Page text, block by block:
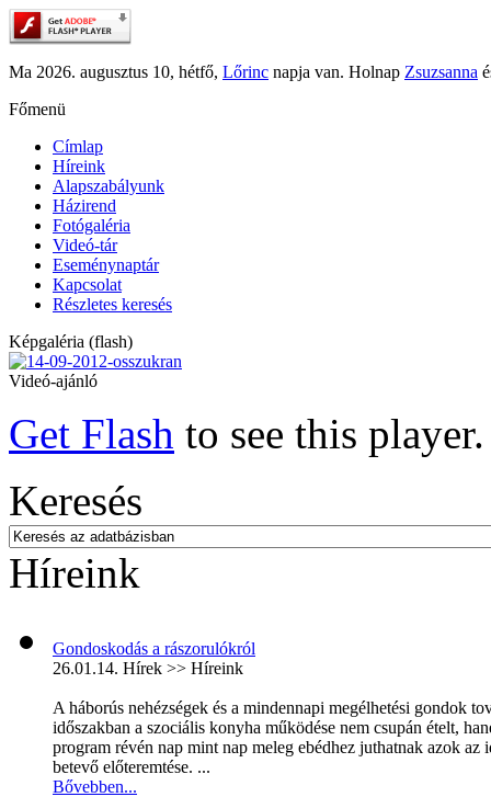
Ma 2026. augusztus 10, hétfő, Lőrinc napja van. Holnap Zsuzsanna
Főmenü
Címlap
Híreink
Alapszabályunk
Házirend
Fotógaléria
Videó-tár
Eseménynaptár
Kapcsolat
Részletes keresés
Képgaléria (flash)
Videó-ajánló
Get Flash to see this player.
Keresés
Híreink
Gondoskodás a rászorulókról
26.01.14. Hírek >> Híreink
A háborús nehézségek és a mindennapi megélhetési gondok
időszakban a szociális konyha működése nem csupán ételt,
program révén nap mint nap meleg ebédhez juthatnak azok
betevő előteremtése. ...
Bővebben...